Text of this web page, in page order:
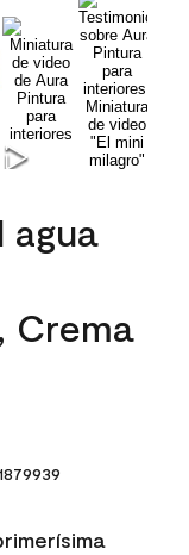
agua
Crema